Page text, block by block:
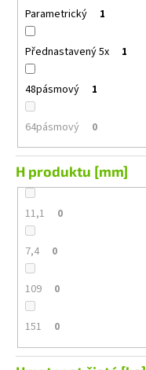
Parametrický 1
Přednastavený 5x 1
48pásmový 1
64pásmový 0
H produktu [mm]
11,1 0
7,4 0
109 0
151 0